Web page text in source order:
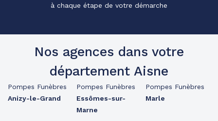
à chaque étape de votre démarche
Nos agences dans votre
département Aisne
Pompes Funèbres
Anizy-le-Grand
Pompes Funèbres
Essômes-sur-
Marne
Pompes Funèbres
Marle